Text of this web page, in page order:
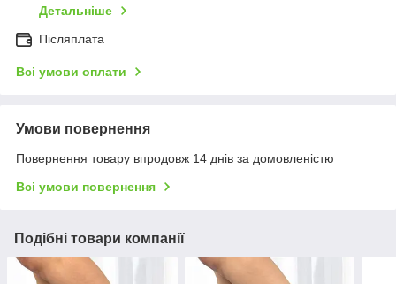
Детальніше
Післяплата
Всі умови оплати
Умови повернення
Повернення товару впродовж 14 днів за домовленістю
Всі умови повернення
Подібні товари компанії